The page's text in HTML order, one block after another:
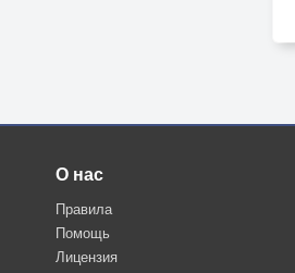
О нас
Правила
Помощь
Лицензия